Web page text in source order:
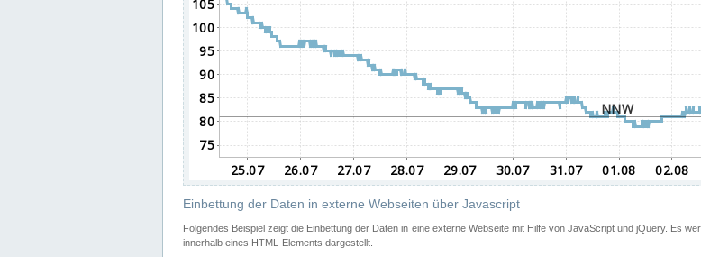
Einbettung der Daten in externe Webseiten über Javascript
Folgendes Beispiel zeigt die Einbettung der Daten in eine externe Webseite mit Hilfe von JavaScript und jQuery. Es
innerhalb eines HTML-Elements dargestellt.